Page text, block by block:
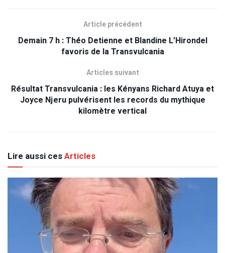
Article précédent
Demain 7 h : Théo Detienne et Blandine L’Hirondel
favoris de la Transvulcania
Articles suivant
Résultat Transvulcania : les Kényans Richard Atuya et
Joyce Njeru pulvérisent les records du mythique
kilomètre vertical
Lire aussi cesArticles